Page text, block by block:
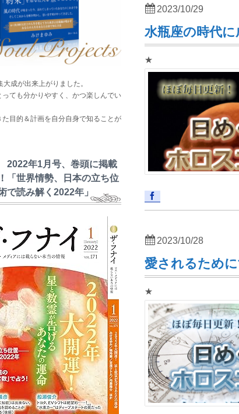
水瓶座の時代に
★
2023/10/29
愛されるため
★
2023/10/28
成が出来上がりました。
ても分かりやすく、かつ楽しんでい
目的＆計画を自分自身で知ることが
年1月号、巻頭に掲載
「世界情勢、日本の立ち位
で読み解く2022年」